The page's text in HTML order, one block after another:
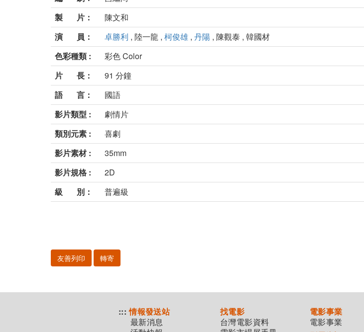
製 片：
陳文和
演 員：
卓勝利 , 陸一龍 , 柯俊雄 , 丹陽 , 陳觀泰 , 韓國材
色彩種類 :
彩色 Color
片 長：
91 分鐘
語 言：
國語
影片類型 :
劇情片
類別元素 :
喜劇
影片素材 :
35mm
影片規格 :
2D
級 別：
普遍級
友善列印 轉寄
::: 情報發送站
最新消息
找電影
台灣電影資料
電影事業
電影事業